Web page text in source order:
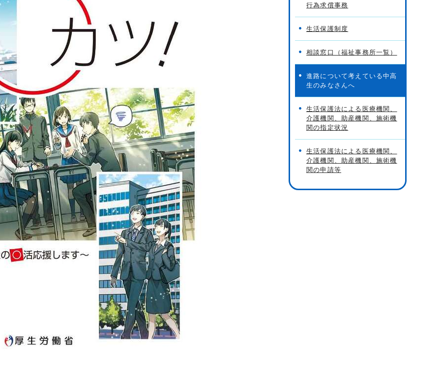
行為求償事務
生活保護制度
相談窓口（福祉事務所一覧）
進路について考えている中高
生のみなさんへ
生活保護法による医療機関、
介護機関、助産機関、施術機
関の指定状況
生活保護法による医療機関、
介護機関、助産機関、施術機
関の申請等